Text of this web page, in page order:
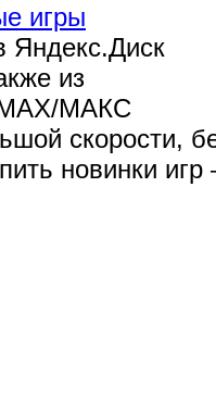
игры
Яндекс.Диск
из
МАКС
скорости,
новинки